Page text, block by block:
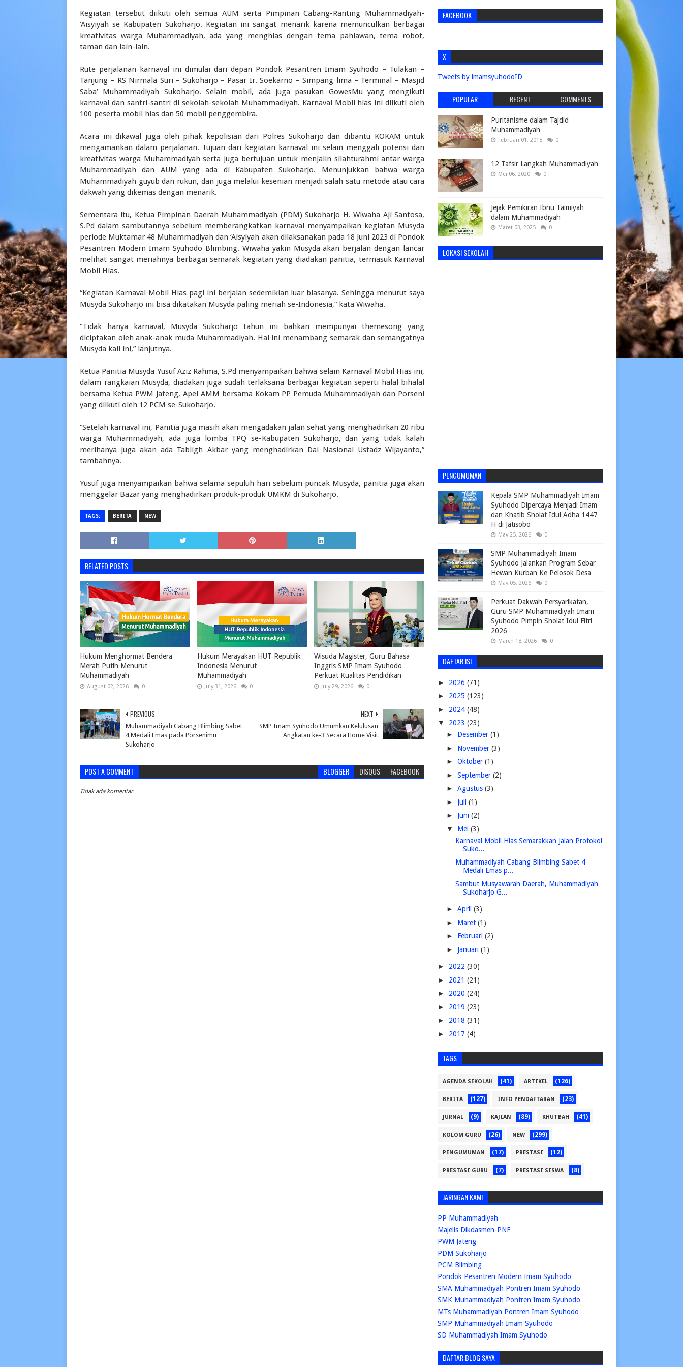
Kegiatan tersebut diikuti oleh semua AUM serta Pimpinan Cabang-Ranting Muhammadiyah-
'Aisyiyah se Kabupaten Sukoharjo. Kegiatan ini sangat menarik karena memunculkan berbagai
kreativitas warga Muhammadiyah, ada yang menghias dengan tema pahlawan, tema robot,
taman dan lain-lain.
Rute perjalanan karnaval ini dimulai dari depan Pondok Pesantren Imam Syuhodo – Tulakan –
Tanjung – RS Nirmala Suri – Sukoharjo – Pasar Ir. Soekarno – Simpang lima – Terminal – Masjid
Saba’ Muhammadiyah Sukoharjo. Selain mobil, ada juga pasukan GowesMu yang mengikuti
karnaval dan santri-santri di sekolah-sekolah Muhammadiyah. Karnaval Mobil hias ini diikuti oleh
100 peserta mobil hias dan 50 mobil penggembira.
Acara ini dikawal juga oleh pihak kepolisian dari Polres Sukoharjo dan dibantu KOKAM untuk
mengamankan dalam perjalanan. Tujuan dari kegiatan karnaval ini selain menggali potensi dan
kreativitas warga Muhammadiyah serta juga bertujuan untuk menjalin silahturahmi antar warga
Muhammadiyah dan AUM yang ada di Kabupaten Sukoharjo. Menunjukkan bahwa warga
Muhammadiyah guyub dan rukun, dan juga melalui kesenian menjadi salah satu metode atau cara
dakwah yang dikemas dengan menarik.
Sementara itu, Ketua Pimpinan Daerah Muhammadiyah (PDM) Sukoharjo H. Wiwaha Aji Santosa,
S.Pd dalam sambutannya sebelum memberangkatkan karnaval menyampaikan kegiatan Musyda
periode Muktamar 48 Muhammadiyah dan ‘Aisyiyah akan dilaksanakan pada 18 Juni 2023 di Pondok
Pesantren Modern Imam Syuhodo Blimbing. Wiwaha yakin Musyda akan berjalan dengan lancar
melihat sangat meriahnya berbagai semarak kegiatan yang diadakan panitia, termasuk Karnaval
Mobil Hias.
“Kegiatan Karnaval Mobil Hias pagi ini berjalan sedemikian luar biasanya. Sehingga menurut saya
Musyda Sukoharjo ini bisa dikatakan Musyda paling meriah se-Indonesia,” kata Wiwaha.
“Tidak hanya karnaval, Musyda Sukoharjo tahun ini bahkan mempunyai themesong yang
diciptakan oleh anak-anak muda Muhammadiyah. Hal ini menambang semarak dan semangatnya
Musyda kali ini,” lanjutnya.
Ketua Panitia Musyda Yusuf Aziz Rahma, S.Pd menyampaikan bahwa selain Karnaval Mobil Hias ini,
dalam rangkaian Musyda, diadakan juga sudah terlaksana berbagai kegiatan seperti halal bihalal
bersama Ketua PWM Jateng, Apel AMM bersama Kokam PP Pemuda Muhammadiyah dan Porseni
yang diikuti oleh 12 PCM se-Sukoharjo.
“Setelah karnaval ini, Panitia juga masih akan mengadakan jalan sehat yang menghadirkan 20 ribu
warga Muhammadiyah, ada juga lomba TPQ se-Kabupaten Sukoharjo, dan yang tidak kalah
merihanya juga akan ada Tabligh Akbar yang menghadirkan Dai Nasional Ustadz Wijayanto,”
tambahnya.
Yusuf juga menyampaikan bahwa selama sepuluh hari sebelum puncak Musyda, panitia juga akan
menggelar Bazar yang menghadirkan produk-produk UMKM di Sukoharjo.
TAGS: BERITA NEW
RELATED POSTS
Hukum Menghormat Bendera
Merah Putih Menurut
Muhammadiyah
August 02, 2026 0
Hukum Merayakan HUT Republik
Indonesia Menurut
Muhammadiyah
July 31, 2026 0
Wisuda Magister, Guru Bahasa
Inggris SMP Imam Syuhodo
Perkuat Kualitas Pendidikan
July 29, 2026 0
NEXT
SMP Imam Syuhodo Umumkan Kelulusan
Angkatan ke-3 Secara Home Visit
PREVIOUS
Muhammadiyah Cabang Blimbing Sabet
4 Medali Emas pada Porsenimu
Sukoharjo
POST A COMMENT BLOGGER DISQUS FACEBOOK
Tidak ada komentar
FACEBOOK
X
Tweets by imamsyuhodoID
POPULAR RECENT COMMENTS
Puritanisme dalam Tajdid
Muhammadiyah
Februari 01, 2018 0
12 Tafsir Langkah Muhammadiyah
Mei 06, 2020 0
Jejak Pemikiran Ibnu Taimiyah
dalam Muhammadiyah
Maret 03, 2025 0
LOKASI SEKOLAH
PENGUMUMAN
Kepala SMP Muhammadiyah Imam
Syuhodo Dipercaya Menjadi Imam
dan Khatib Sholat Idul Adha 1447
H di Jatisobo
May 25, 2026 0
SMP Muhammadiyah Imam
Syuhodo Jalankan Program Sebar
Hewan Kurban Ke Pelosok Desa
May 05, 2026 0
Perkuat Dakwah Persyarikatan,
Guru SMP Muhammadiyah Imam
Syuhodo Pimpin Sholat Idul Fitri
2026
March 18, 2026 0
DAFTAR ISI
► 2026 (71)
► 2025 (123)
► 2024 (48)
▼ 2023 (23)
► Desember (1)
► November (3)
► Oktober (1)
► September (2)
► Agustus (3)
► Juli (1)
► Juni (2)
▼ Mei (3)
Karnaval Mobil Hias Semarakkan Jalan Protokol
Suko...
Muhammadiyah Cabang Blimbing Sabet 4
Medali Emas p...
Sambut Musyawarah Daerah, Muhammadiyah
Sukoharjo G...
► April (3)
► Maret (1)
► Februari (2)
► Januari (1)
► 2022 (30)
► 2021 (21)
► 2020 (24)
► 2019 (23)
► 2018 (31)
► 2017 (4)
TAGS
AGENDA SEKOLAH (41) ARTIKEL (126)
BERITA (127) INFO PENDAFTARAN (23)
JURNAL (9) KAJIAN (89) KHUTBAH (41)
KOLOM GURU (26) NEW (299)
PENGUMUMAN (17) PRESTASI (12)
PRESTASI GURU (7) PRESTASI SISWA (8)
JARINGAN KAMI
PP Muhammadiyah
Majelis Dikdasmen-PNF
PWM Jateng
PDM Sukoharjo
PCM Blimbing
Pondok Pesantren Modern Imam Syuhodo
SMA Muhammadiyah Pontren Imam Syuhodo
SMK Muhammadiyah Pontren Imam Syuhodo
MTs Muhammadiyah Pontren Imam Syuhodo
SMP Muhammadiyah Imam Syuhodo
SD Muhammadiyah Imam Syuhodo
DAFTAR BLOG SAYA